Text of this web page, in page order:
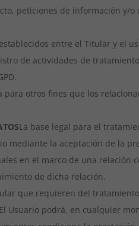
peticiones de información
entre el Titular y el
de actividades de
otros fines que los
La base legal para el
mediante la aceptación de la
en el marco de una
de dicha relación.
que requieren del
El Usuario podrá, en cualquier